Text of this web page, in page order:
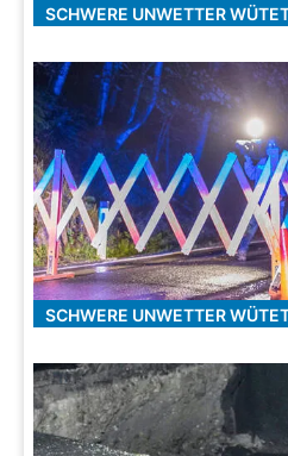
SCHWERE UNWETTER
SCHWERE UNWETTER